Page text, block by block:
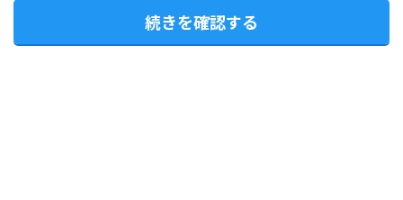
続きを確認する